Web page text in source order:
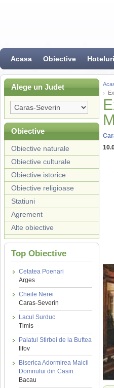
Acasa Obiective Hoteluri
Alege un Judet
Obiective
Obiective naturale
Obiective culturale
Obiective istorice
Obiective religioase
Statiuni
Agrement
Alte obiective
Top Obiective
Cetatea Poenari
Arges
Cheile Nerei
Caras-Severin
Lacul Surduc
Timis
Palatul Stirbei de la Buftea
Ilfov
Biserica Adormirea Maicii
Domnului din Casin
Bacau